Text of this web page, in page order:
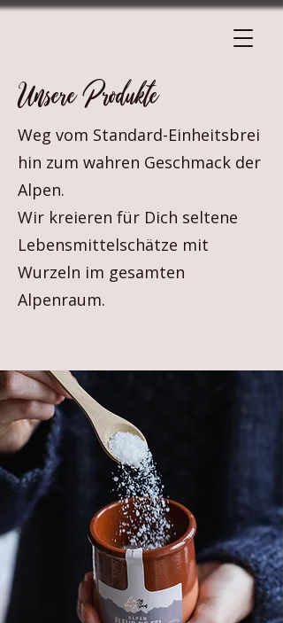
Unsere Produkte
Weg vom Standard-Einheitsbrei
hin zum wahren Geschmack der
Alpen.
Wir kreieren für Dich seltene
Lebensmittelschätze mit
Wurzeln im gesamten
Alpenraum.